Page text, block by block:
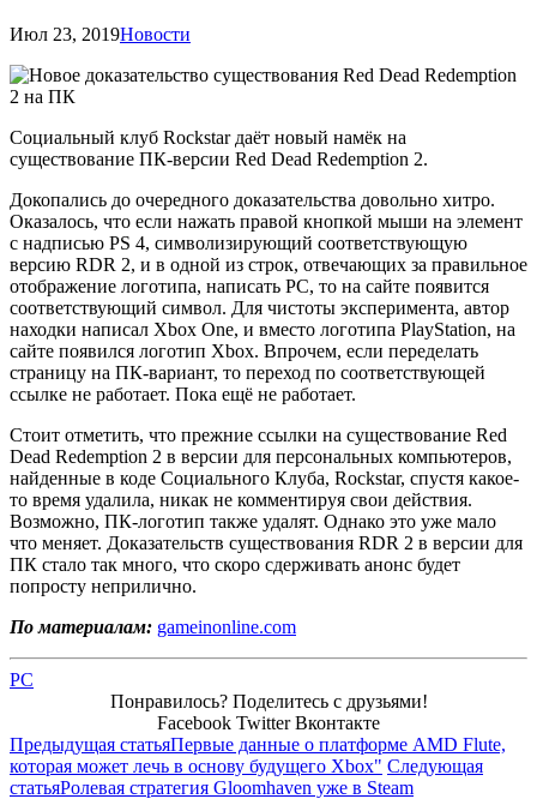
Июл 23, 2019Новости
Социальный клуб Rockstar даёт новый намёк на
существование ПК-версии Red Dead Redemption 2.
Докопались до очередного доказательства довольно хитро.
Оказалось, что если нажать правой кнопкой мыши на элемент
с надписью PS 4, символизирующий соответствующую
версию RDR 2, и в одной из строк, отвечающих за правильное
отображение логотипа, написать PC, то на сайте появится
соответствующий символ. Для чистоты эксперимента, автор
находки написал Xbox One, и вместо логотипа PlayStation, на
сайте появился логотип Xbox. Впрочем, если переделать
страницу на ПК-вариант, то переход по соответствующей
ссылке не работает. Пока ещё не работает.
Стоит отметить, что прежние ссылки на существование Red
Dead Redemption 2 в версии для персональных компьютеров,
найденные в коде Социального Клуба, Rockstar, спустя какое-
то время удалила, никак не комментируя свои действия.
Возможно, ПК-логотип также удалят. Однако это уже мало
что меняет. Доказательств существования RDR 2 в версии для
ПК стало так много, что скоро сдерживать анонс будет
попросту неприлично.
По материалам: gameinonline.com
PC
Понравилось? Поделитесь с друзьями!
Facebook Twitter Вконтакте
Предыдущая статьяПервые данные о платформе AMD Flute,
которая может лечь в основу будущего Xbox" Следующая
статьяРолевая стратегия Gloomhaven уже в Steam